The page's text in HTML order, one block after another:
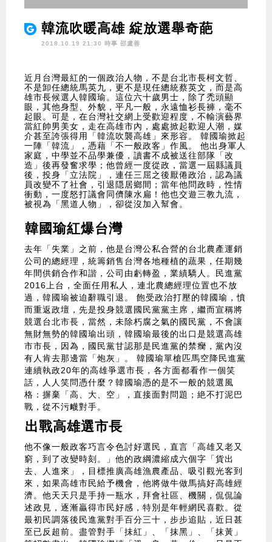
韓流吹暖高雄 綻放選舉奇葩
2018.10.19 21:30 時事 邵盧善
近月台灣最紅的一個政治人物，不是台北市長柯文哲、
不是卸任總統馬英九，更不是現任總統蔡英文，而是高
雄市長候選人韓國瑜。這位六十歲男士，除了禿頭顯
眼，其他身型、外貌，平凡一般，永遠恤衫長褲，毫不
起眼。可是，在台灣社交網上受歡迎程度，不輸演藝界
當紅帥男美女，走在高雄市內，處處掀起歡迎人潮，媒
介甚至誇張得用「韓流吹襲高雄」來形容。 韓國瑜掀起
一陣「韓流」，憑藉「不一般政客」作風。 他出身軍人
家庭，中學並不品學兼優，讀書不成被送往部隊「改
造」後再發奮求學；他曾經一度從政，當選一屆縣議員
後，投身「立法院」，連任三屈之後厭倦政治，認為議
員改變不了社會，引退隠居鄉間；當年他問政時，性情
衝動，一度怒打議會同儕陳水扁！他也交遊三教九流，
被視為「黑道人物」，卻從沒加入幫會。
韓國瑜紅爆台灣
去年「失業」之前，他是台灣公私合營的台北農產運銷
公司的總經理，統籌銷售台灣各地種植的蔬果，任期幾
年間供銷合作和諧，公司由虧轉盈，業績驕人。民進黨
2016上台，全面任用私人，連北農總經理位置也不放
過，韓國瑜被迫辭職引退。 飽受政治打壓的韓國瑜，憤
而重返政壇，先是投身競選國民黨黨主席，繼而宣稱將
競選台北市長，當然，未除朽腐之氣的國民黨，不會讓
無財無勢的韓國瑜出頭，韓國瑜最後的出口是競選高雄
市市長，因為，國民黨甘認那是民進黨的禁癵，黨內沒
有人肯去那邊當「炮灰」。 韓國瑜單槍匹馬空降民進黨
連續執政20年的高雄爭選市長，各方面都看作一個笑
話，人人笑問憑什麼？韓國瑜憑的是不一般的競選風
格：摒棄「高、大、空」，直接面對問題；絶不打泥巴
戰，從不污衊對手。
出戰高雄選市長
他不像一般政客巧言令色討好選民，直言「高雄又老又
窮，到了改變時刻。」他的政綱濃縮成六個字「貨出
去、人進來」，目標推廣高雄漁農產品、吸引觀光客到
來，如果高雄市民給予機會，他將做牛做馬搞好高雄經
濟。他天天只是手持一瓶水，拜會社區、機關，侃侃論
述政見，逐漸贏得市民好感，特別是年輕網民喜歡。從
最初民調落後民進黨對手百分三十，步步追貼，近日甚
至已反超前。盡管對手「抺紅」、「抹黑」、「抹黃」